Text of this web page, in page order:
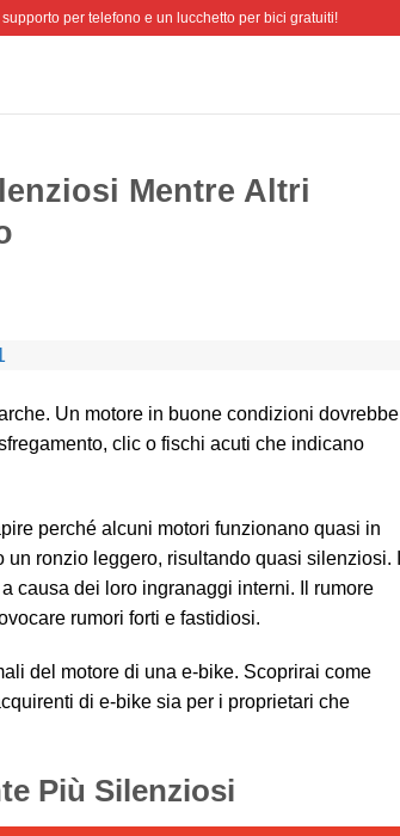
per telefono e un lucchetto per bici gratuiti!
Mentre Altri
Un motore in buone condizioni dovrebbe
clic o fischi acuti che indicano
perché alcuni motori funzionano quasi in
ronzio leggero, risultando quasi silenziosi. I
causa dei loro ingranaggi interni. Il rumore
rumori forti e fastidiosi.
del motore di una e-bike. Scoprirai come
di e-bike sia per i proprietari che
Più Silenziosi